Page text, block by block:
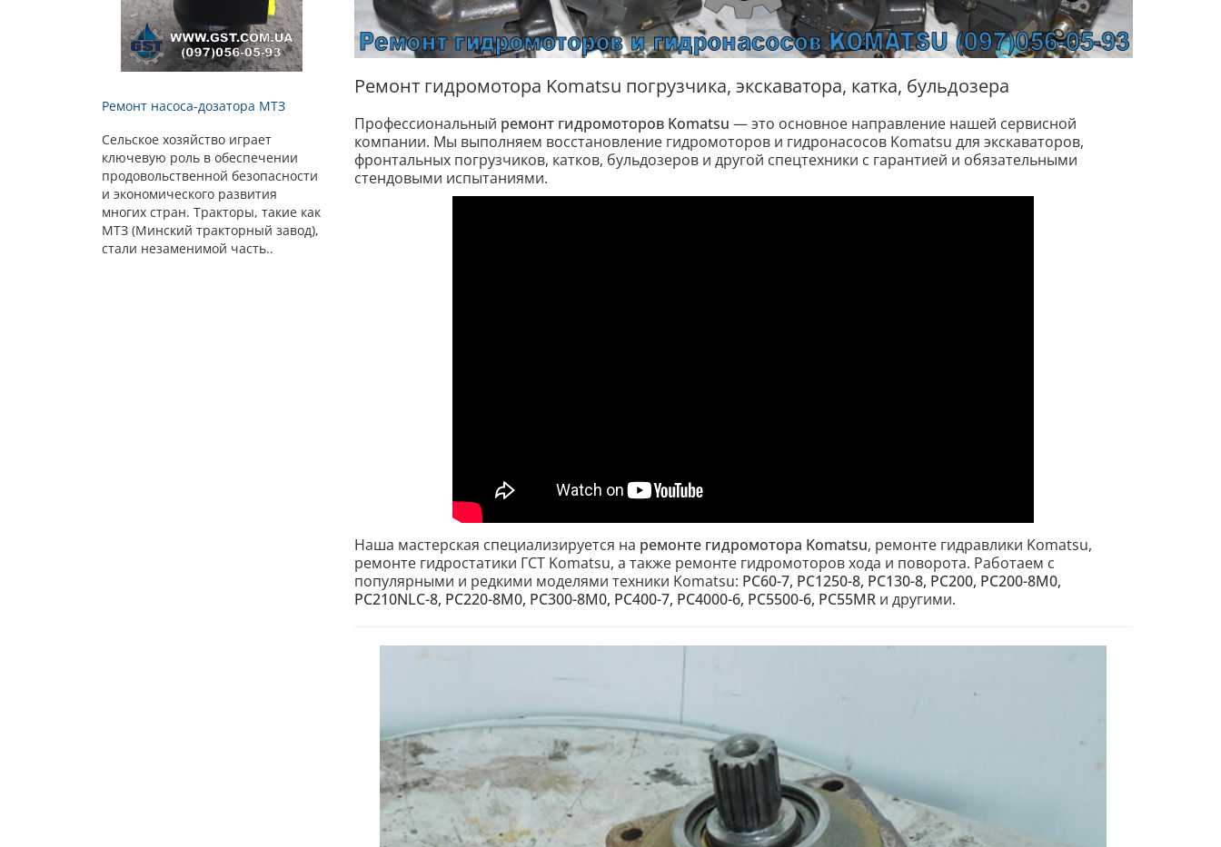
Ремонт насоса-дозатора МТЗ
Сельское хозяйство играет
ключевую роль в обеспечении
продовольственной безопасности
и экономического развития
многих стран. Тракторы, такие как
МТЗ (Минский тракторный завод),
стали незаменимой часть..
Ремонт гидромотора Komatsu погрузчика, экскаватора, катка, бульдозера
Профессиональный ремонт гидромоторов Komatsu — это основное направление нашей сервисной
компании. Мы выполняем восстановление гидромоторов и гидронасосов Komatsu для экскаваторов,
фронтальных погрузчиков, катков, бульдозеров и другой спецтехники с гарантией и обязательными
стендовыми испытаниями.
Наша мастерская специализируется на ремонте гидромотора Komatsu, ремонте гидравлики Komatsu,
ремонте гидростатики ГСТ Komatsu, а также ремонте гидромоторов хода и поворота. Работаем с
популярными и редкими моделями техники Komatsu: PC60-7, PC1250-8, PC130-8, PC200, PC200-8M0,
PC210NLC-8, PC220-8M0, PC300-8M0, PC400-7, PC4000-6, PC5500-6, PC55MRи другими.